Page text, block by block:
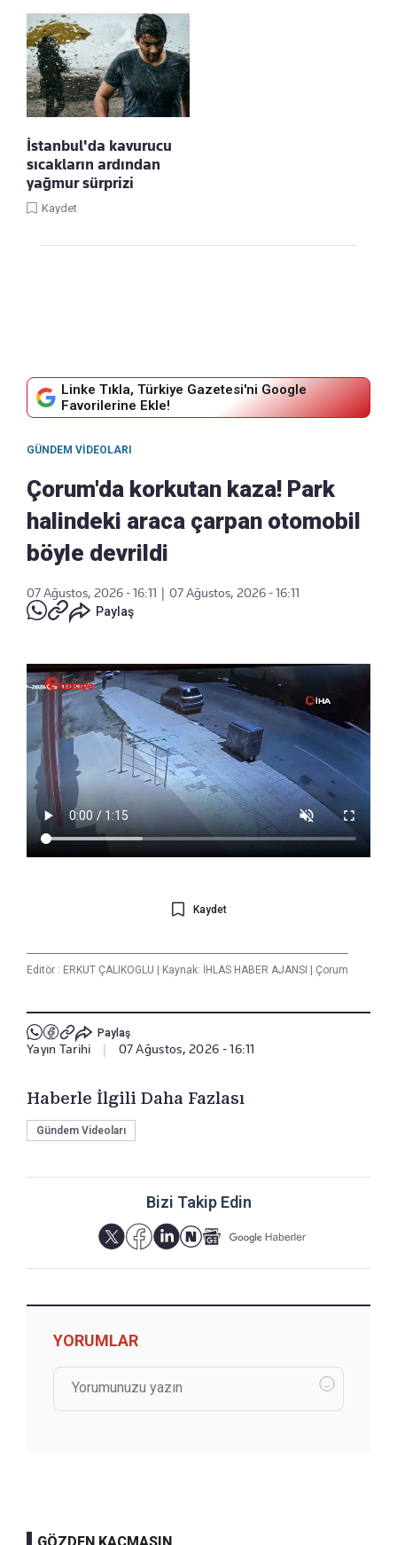
İstanbul'da kavurucu
sıcakların ardından
yağmur sürprizi
Kaydet
Linke Tıkla, Türkiye Gazetesi'ni Google
Favorilerine Ekle!
GÜNDEM VIDEOLARI
Çorum'da korkutan kaza! Park
halindeki araca çarpan otomobil
böyle devrildi
07 Ağustos, 2026 - 16:11
07 Ağustos, 2026 - 16:11
Paylaş
Kaydet
Editör : ERKUT ÇALIKOGLU | Kaynak: İHLAS HABER AJANSI | Çorum
Paylaş
Yayın Tarihi 07 Ağustos, 2026 - 16:11
Haberle İlgili Daha Fazlası
Gündem Videoları
Bizi Takip Edin
YORUMLAR
GÖZDEN KAÇMASIN